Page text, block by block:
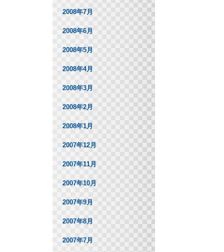
2008年7月
2008年6月
2008年5月
2008年4月
2008年3月
2008年2月
2008年1月
2007年12月
2007年11月
2007年10月
2007年9月
2007年8月
2007年7月